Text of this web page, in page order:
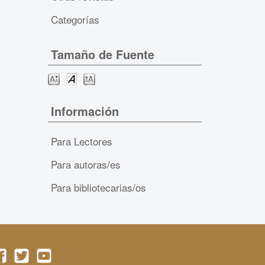
Categorías
Tamaño de Fuente
Información
Para Lectores
Para autoras/es
Para bibliotecarias/os